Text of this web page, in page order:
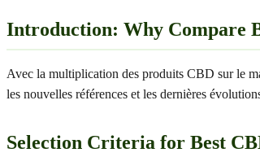
Introduction: Why Compare
Avec la multiplication des produits CBD sur le
les nouvelles références et les dernières
Selection Criteria for Best